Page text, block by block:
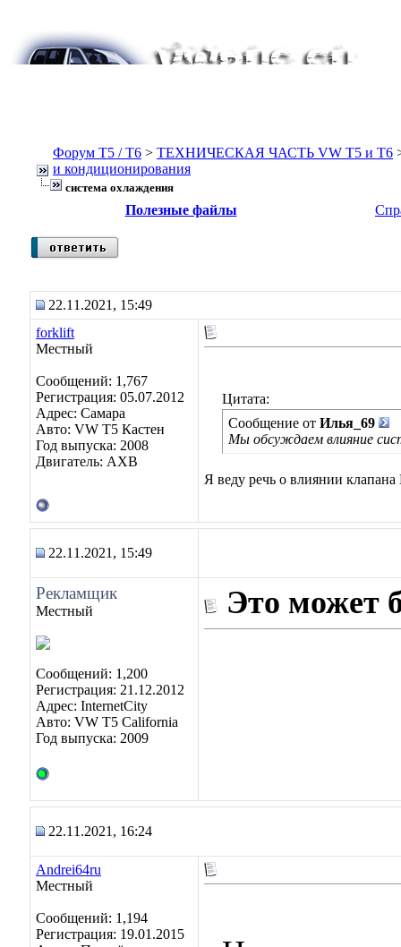
Форум Т5 / T6 > ТЕХНИЧЕСКАЯ ЧАСТЬ VW T5 и T6
и кондиционирования
система охлаждения
Полезные файлы
22.11.2021, 15:49
forklift
Местный
Сообщений: 1,767
Регистрация: 05.07.2012
Адрес: Самара
Авто: VW Т5 Кастен
Год выпуска: 2008
Двигатель: АХВ
Цитата:
Сообщение от Илья_69
Мы обсуждаем влияние
Я веду речь о влиянии клапана
22.11.2021, 15:49
Рекламщик
Местный
Сообщений: 1,200
Регистрация: 21.12.2012
Адрес: InternetCity
Авто: VW T5 California
Год выпуска: 2009
Это может
22.11.2021, 16:24
Andrei64ru
Местный
Сообщений: 1,194
Регистрация: 19.01.2015